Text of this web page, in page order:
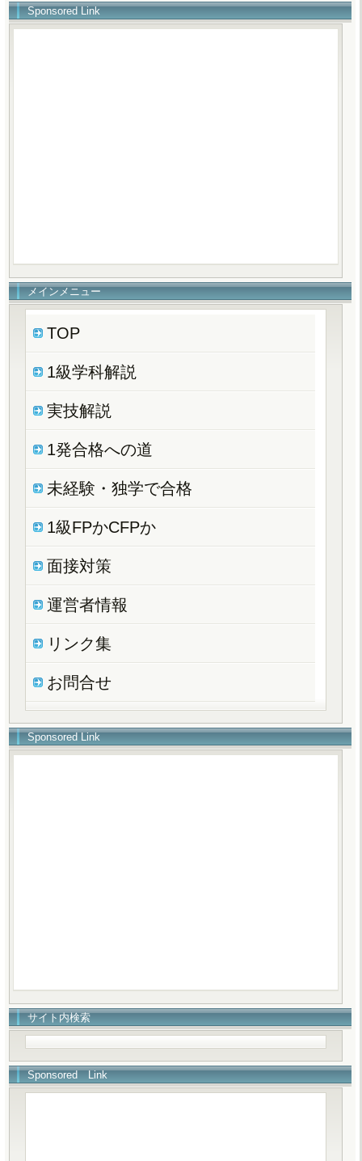
Sponsored Link
メインメニュー
TOP
1級学科解説
実技解説
1発合格への道
未経験・独学で合格
1級FPかCFPか
面接対策
運営者情報
リンク集
お問合せ
Sponsored Link
サイト内検索
Sponsored Link